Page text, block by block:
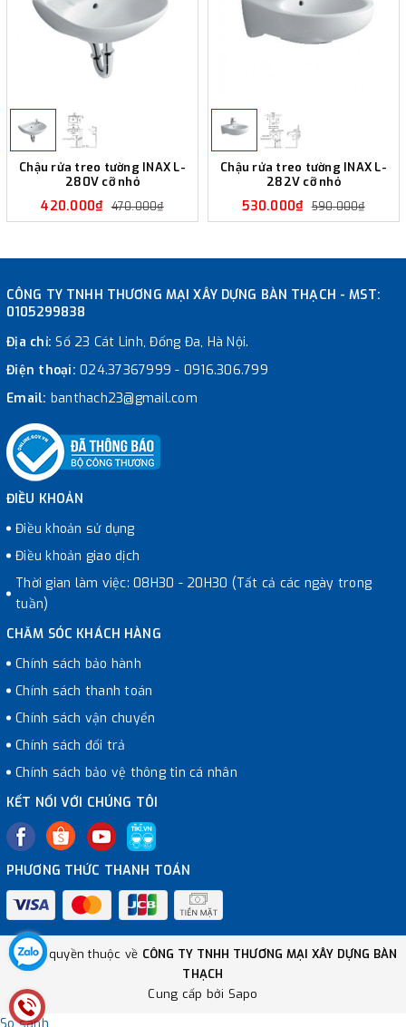
Chậu rửa treo tường INAX L-
280V cỡ nhỏ
420.000₫ 470.000₫
Chậu rửa treo tường INAX L-
282V cỡ nhỏ
530.000₫ 590.000₫
CÔNG TY TNHH THƯƠNG MẠI XÂY DỰNG BÀN THẠCH - MST:
0105299838
Địa chỉ:Số 23 Cát Linh, Đống Đa, Hà Nội.
Điện thoại: 024.37367999 - 0916.306.799
Email: banthach23@gmail.com
ĐIỀU KHOẢN
Điều khoản sử dụng
Điều khoản giao dịch
Thời gian làm việc: 08H30 - 20H30 (Tất cả các ngày trong
tuần)
CHĂM SÓC KHÁCH HÀNG
Chính sách bảo hành
Chính sách thanh toán
Chính sách vận chuyển
Chính sách đổi trả
Chính sách bảo vệ thông tin cá nhân
KẾT NỐI VỚI CHÚNG TÔI
PHƯƠNG THỨC THANH TOÁN
© Bản quyền thuộc về CÔNG TY TNHH THƯƠNG MẠI XÂY DỰNG BÀN
THẠCH
Cung cấp bởi Sapo
So sánh